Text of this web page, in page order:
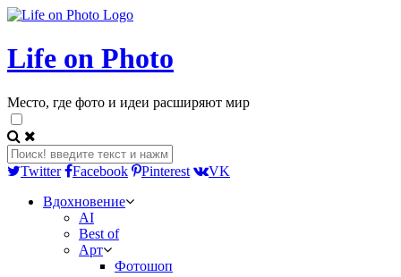
Life on Photo
Место, где фото и идеи расширяют мир
Twitter Facebook Pinterest
VK
Вдохновение
AI
Best of
Арт
Фотошоп